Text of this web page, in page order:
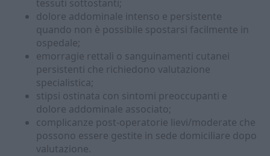
tessuti sottostanti;
dolore addominale intenso e persistente
quando non è possibile spostarsi facilmente in
ospedale;
emorragie rettali o sanguinamenti cutanei
persistenti che richiedono valutazione
specialistica;
stipsi ostinata con sintomi preoccupanti e
dolore addominale associato;
complicanze post-operatorie lievi/moderate che
possono essere gestite in sede domiciliare dopo
valutazione.